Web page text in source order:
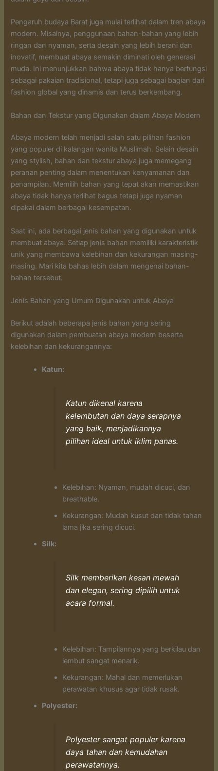
Pengaruh budaya Barat juga mulai terlihat dalam tren abaya
modern. Misalnya, penggunaan bahan-bahan yang lebih
ringan dan nyaman, serta desain yang lebih berani dan
inovatif, membuat abaya semakin diminati oleh generasi
muda. Ini menunjukkan bahwa abaya tidak hanya berfungsi
sebagai pakaian tradisional, tetapi juga sebagai bagian dari
fashion global yang dinamis dan terus berkembang.
Bahan dan Tekstur yang Digunakan dalam Abaya Modern
Abaya modern telah menjadi salah satu pilihan fashion
yang populer di kalangan wanita Muslimah. Selain desain
yang stylish, bahan dan tekstur abaya juga memegang
peranan penting dalam menentukan kenyamanan dan
penampilan. Memilih bahan yang tepat akan memastikan
abaya tidak hanya terlihat bagus tetapi juga nyaman
dipakai dalam berbagai kesempatan.
Saat ini, ada berbagai jenis bahan yang digunakan untuk
membuat abaya. Setiap jenis bahan memiliki karakteristik
unik yang membawa kelebihan dan kekurangan masing-
masing. Mari kita bahas lebih dalam mengenai bahan-
bahan tersebut.
Jenis Bahan yang Umum Digunakan untuk Abaya
Berikut adalah beberapa jenis bahan yang sering
digunakan dalam pembuatan abaya modern beserta
kelebihan dan kekurangannya:
Katun:
Katun dikenal karena
kelembutan dan daya serapnya
yang baik, menjadikannya
pilihan ideal untuk iklim panas.
Kelebihan: Nyaman, mudah dicuci, dan
breathable.
Kekurangan: Mudah kusut dan tidak tahan
lama jika sering dicuci.
Silk:
Silk memberikan kesan mewah
dan elegan, sering dipilih untuk
acara formal.
Kelebihan: Tampilannya yang berkilau dan
lembut sangat menarik.
Kekurangan: Mahal dan memerlukan
perawatan khusus agar tidak rusak.
Polyester:
Polyester sangat populer karena
daya tahan dan kemudahan
perawatannya.